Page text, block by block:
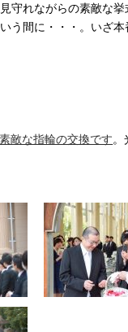
守れながらの素敵な
う間に・・・。いざ本
敵な指輪の交換です。